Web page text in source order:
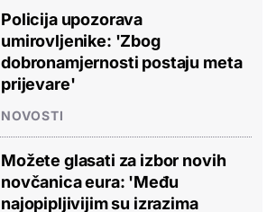
Policija upozorava
umirovljenike: 'Zbog
dobronamjernosti postaju meta
prijevare'
NOVOSTI
Možete glasati za izbor novih
novčanica eura: 'Među
najopipljivijim su izrazima